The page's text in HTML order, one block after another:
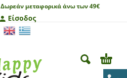
Δωρεάν μεταφορικά άνω των 49€
Είσοδος